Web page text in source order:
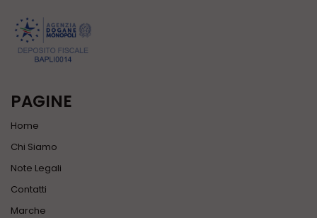
PAGINE
Home
Chi Siamo
Note Legali
Contatti
Marche